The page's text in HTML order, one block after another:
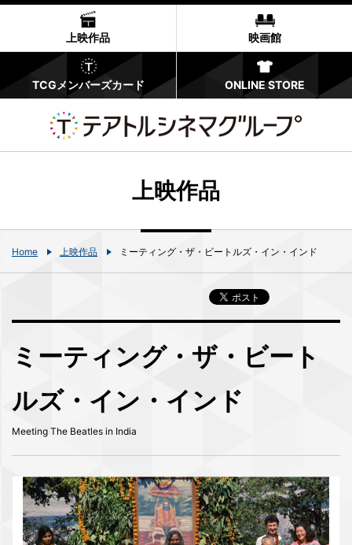
上映作品 映画館
TCGメンバーズカード ONLINE STORE
上映作品
Home 上映作品 ミーティング・ザ・ビートルズ・イン・インド
ミーティング・ザ・ビート
ルズ・イン・インド
Meeting The Beatles in India